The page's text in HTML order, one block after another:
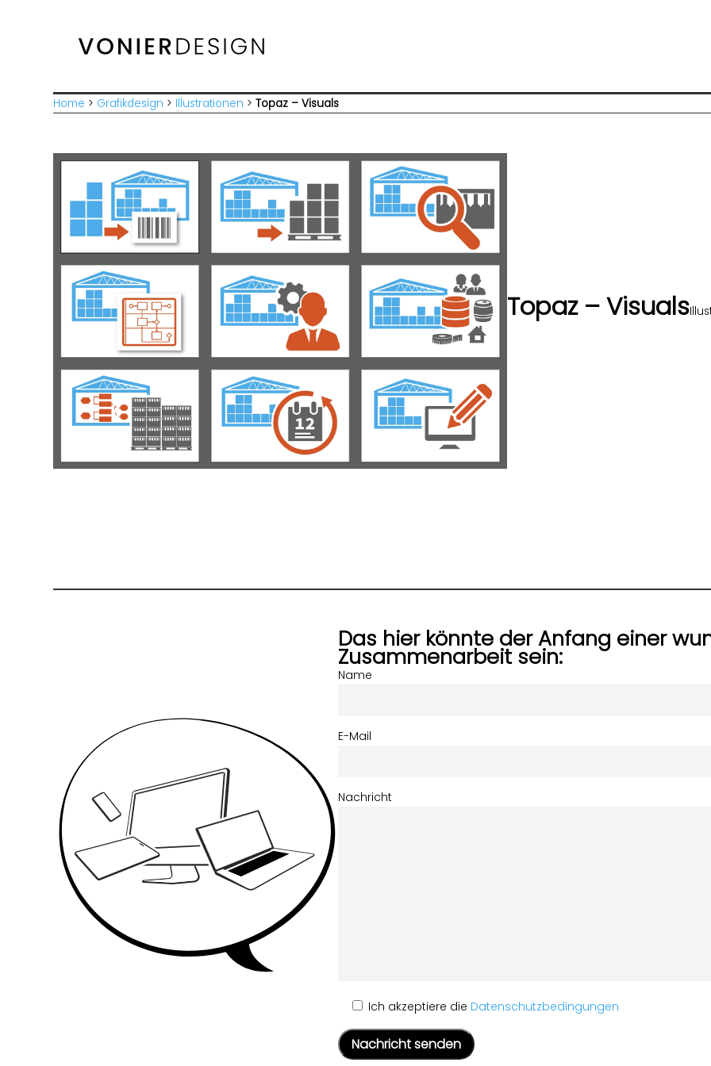
Home > Grafikdesign > Illustrationen >Topaz – Visuals
Topaz – Visuals
Das hier könnte der Anfang einer
Zusammenarbeit sein:
Name
E-Mail
Nachricht
Ich akzeptiere die Datenschutzbedingungen
Please
leave
this